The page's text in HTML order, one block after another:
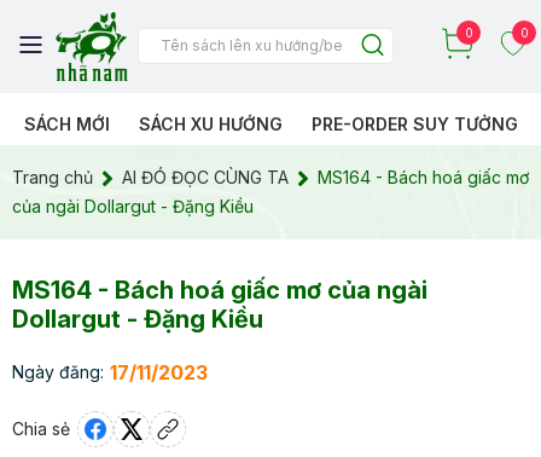
0 0
SÁCH MỚI SÁCH XU HƯỚNG PRE-ORDER SUY TƯỞNG
Trang chủ AI ĐÓ ĐỌC CÙNG TA
MS164 - Bách hoá giấc mơ
của ngài Dollargut - Đặng Kiều
MS164 - Bách hoá giấc mơ của ngài
Dollargut - Đặng Kiều
Ngày đăng: 17/11/2023
Chia sẻ